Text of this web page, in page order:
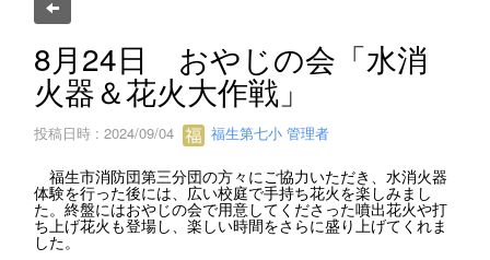
8月24日 おやじの会「水消
火器＆花火大作戦」
投稿日時 : 2024/09/04 福生第七小 管理者
福生市消防団第三分団の方々にご協力いただき、水消火器
体験を行った後には、広い校庭で手持ち花火を楽しみまし
た。終盤にはおやじの会で用意してくださった噴出花火や打
ち上げ花火も登場し、楽しい時間をさらに盛り上げてくれま
した。